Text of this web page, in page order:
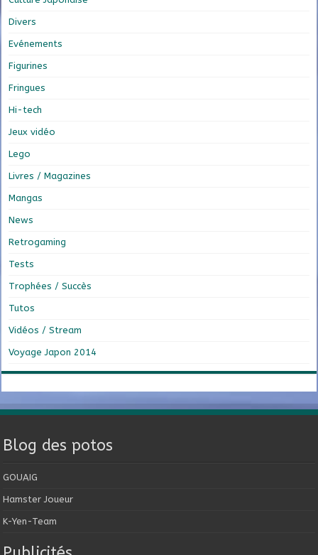
Divers
Evénements
Figurines
Fringues
Hi-tech
Jeux vidéo
Lego
Livres / Magazines
Mangas
News
Retrogaming
Tests
Trophées / Succès
Tutos
Vidéos / Stream
Voyage Japon 2014
Blog des potos
GOUAIG
Hamster Joueur
K-Yen-Team